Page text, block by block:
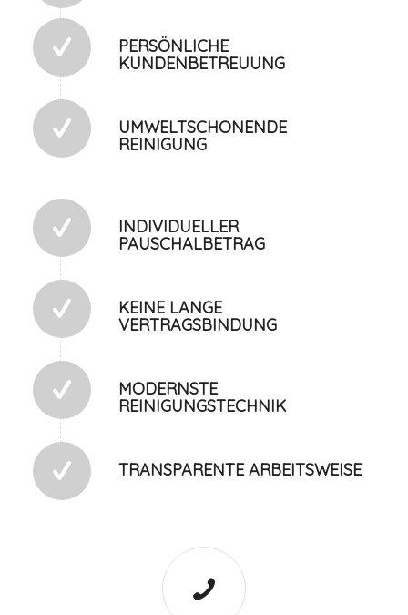
PERSÖNLICHE
KUNDENBETREUUNG
UMWELTSCHONENDE
REINIGUNG
INDIVIDUELLER
PAUSCHALBETRAG
KEINE LANGE
VERTRAGSBINDUNG
MODERNSTE
REINIGUNGSTECHNIK
TRANSPARENTE ARBEITSWEISE